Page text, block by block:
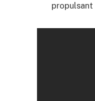
propulsant